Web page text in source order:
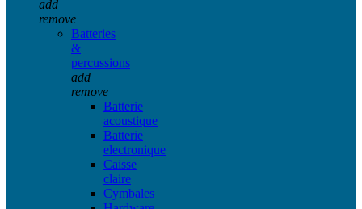
add
remove
Batteries
&
percussions
add
remove
Batterie
acoustique
Batterie
electronique
Caisse
claire
Cymbales